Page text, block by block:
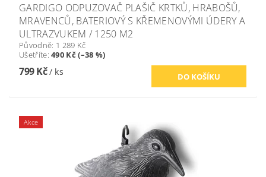
GARDIGO ODPUZOVAČ PLAŠIČ KRTKŮ, HRABOŠŮ,
MRAVENCŮ, BATERIOVÝ S KŘEMENOVÝMI ÚDERY A
ULTRAZVUKEM / 1250 M2
Původně: 1 289 Kč
Ušetříte:490 Kč (–38 %)
799 Kč/ ks
Akce